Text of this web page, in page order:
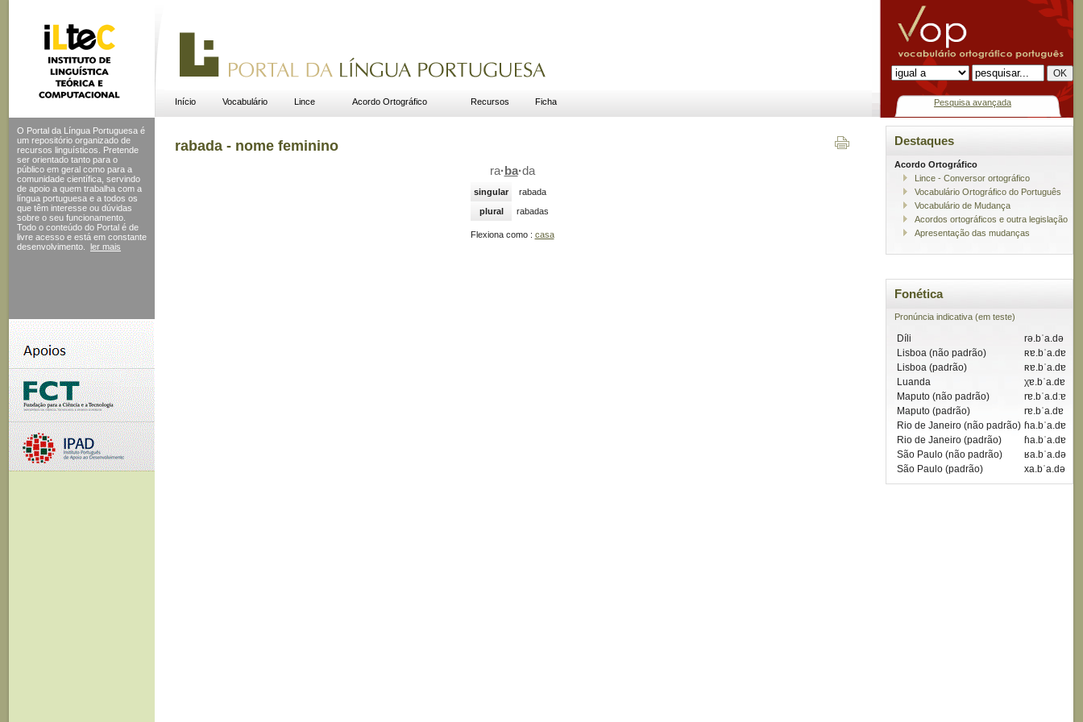
Início Vocabulário Lince Acordo Ortográfico Recursos Ficha Pesquisa avançada
O Portal da Língua Portuguesa é
um repositório organizado de
recursos linguísticos. Pretende
ser orientado tanto para o
público em geral como para a
comunidade científica, servindo
de apoio a quem trabalha com a
língua portuguesa e a todos os
que têm interesse ou dúvidas
sobre o seu funcionamento.
Todo o conteúdo do Portal é de
livre acesso e está em constante
desenvolvimento.
ler mais
rabada - nome feminino
ra· ba·da
singular
rabada
plural
rabadas
Flexiona como : casa
Destaques
Acordo Ortográfico
Lince - Conversor ortográfico
Vocabulário Ortográfico do Português
Vocabulário de Mudança
Acordos ortográficos e outra legislação
Apresentação das mudanças
Fonética
Pronúncia indicativa (em teste)
Díli
rə.bˈa.də
Lisboa (não padrão)
ʀɐ.bˈa.dɐ
Lisboa (padrão)
ʀɐ.bˈa.dɐ
Luanda
χɐ.bˈa.dɐ
Maputo (não padrão)
rɐ.bˈa.dːɐ
Maputo (padrão)
rɐ.bˈa.dɐ
Rio de Janeiro (não padrão) ɦa.bˈa.dɐ
Rio de Janeiro (padrão)
ɦa.bˈa.dɐ
São Paulo (não padrão)
ʁa.bˈa.də
São Paulo (padrão)
xa.bˈa.də